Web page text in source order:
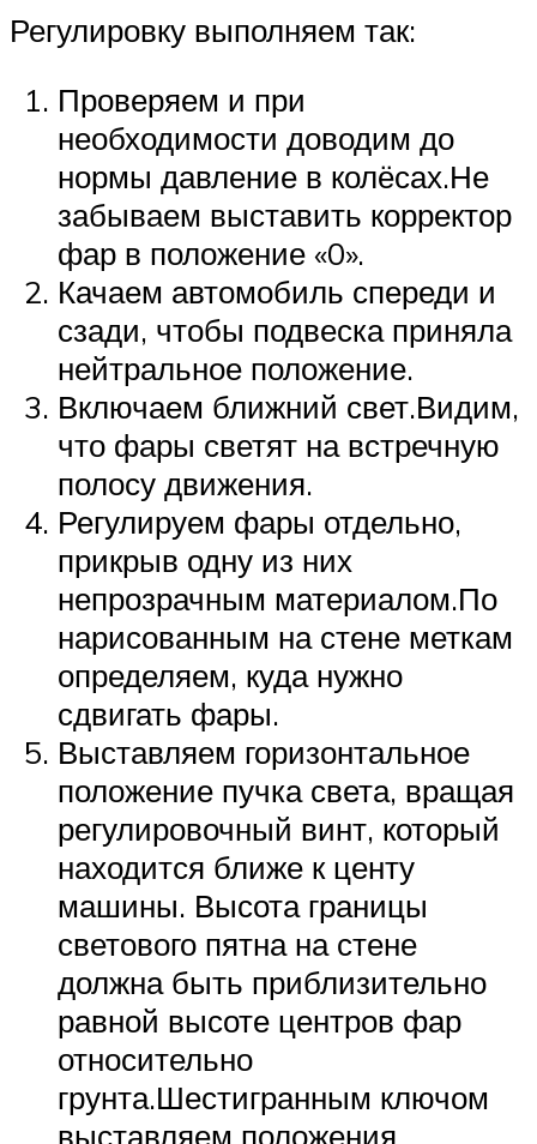
Регулировку выполняем так:
Проверяем и при
необходимости доводим до
нормы давление в колёсах.Не
забываем выставить корректор
фар в положение «0».
Качаем автомобиль спереди и
сзади, чтобы подвеска приняла
нейтральное положение.
Включаем ближний свет.Видим,
что фары светят на встречную
полосу движения.
Регулируем фары отдельно,
прикрыв одну из них
непрозрачным материалом.По
нарисованным на стене меткам
определяем, куда нужно
сдвигать фары.
Выставляем горизонтальное
положение пучка света, вращая
регулировочный винт, который
находится ближе к центу
машины. Высота границы
светового пятна на стене
должна быть приблизительно
равной высоте центров фар
относительно
грунта.Шестигранным ключом
выставляем положения